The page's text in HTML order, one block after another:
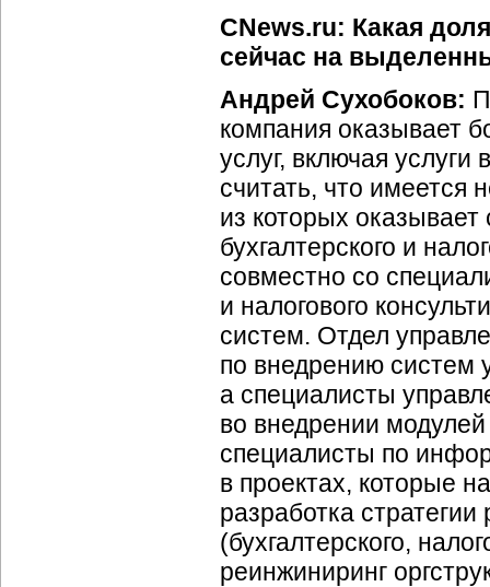
CNews.ru: Какая
сейчас на
Андрей Сухобоков:
компания оказывает
услуг, включая
считать, что имеется
из которых оказывает
бухгалтерского и
совместно со
и налогового
систем. Отдел
по внедрению систем
а специалисты
во внедрении
специалисты по
в проектах, которые
разработка
(бухгалтерского,
реинжиниринг